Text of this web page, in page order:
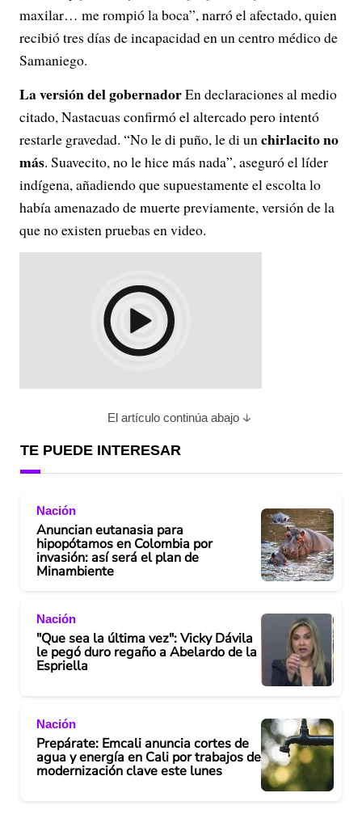
maxilar… me rompió la boca”, narró el afectado, quien
recibió tres días de incapacidad en un centro médico de
Samaniego.
La versión del gobernadorEn declaraciones al medio
citado, Nastacuas confirmó el altercado pero intentó
restarle gravedad. “No le di puño, le di unchirlacito no
más. Suavecito, no le hice más nada”, aseguró el líder
indígena, añadiendo que supuestamente el escolta lo
había amenazado de muerte previamente, versión de la
que no existen pruebas en video.
El artículo continúa abajo
TE PUEDE INTERESAR
Nación
Anuncian eutanasia para
hipopótamos en Colombia por
invasión: así será el plan de
Minambiente
Nación
"Que sea la última vez": Vicky Dávila
le pegó duro regaño a Abelardo de la
Espriella
Nación
Prepárate: Emcali anuncia cortes de
agua y energía en Cali por trabajos de
modernización clave este lunes